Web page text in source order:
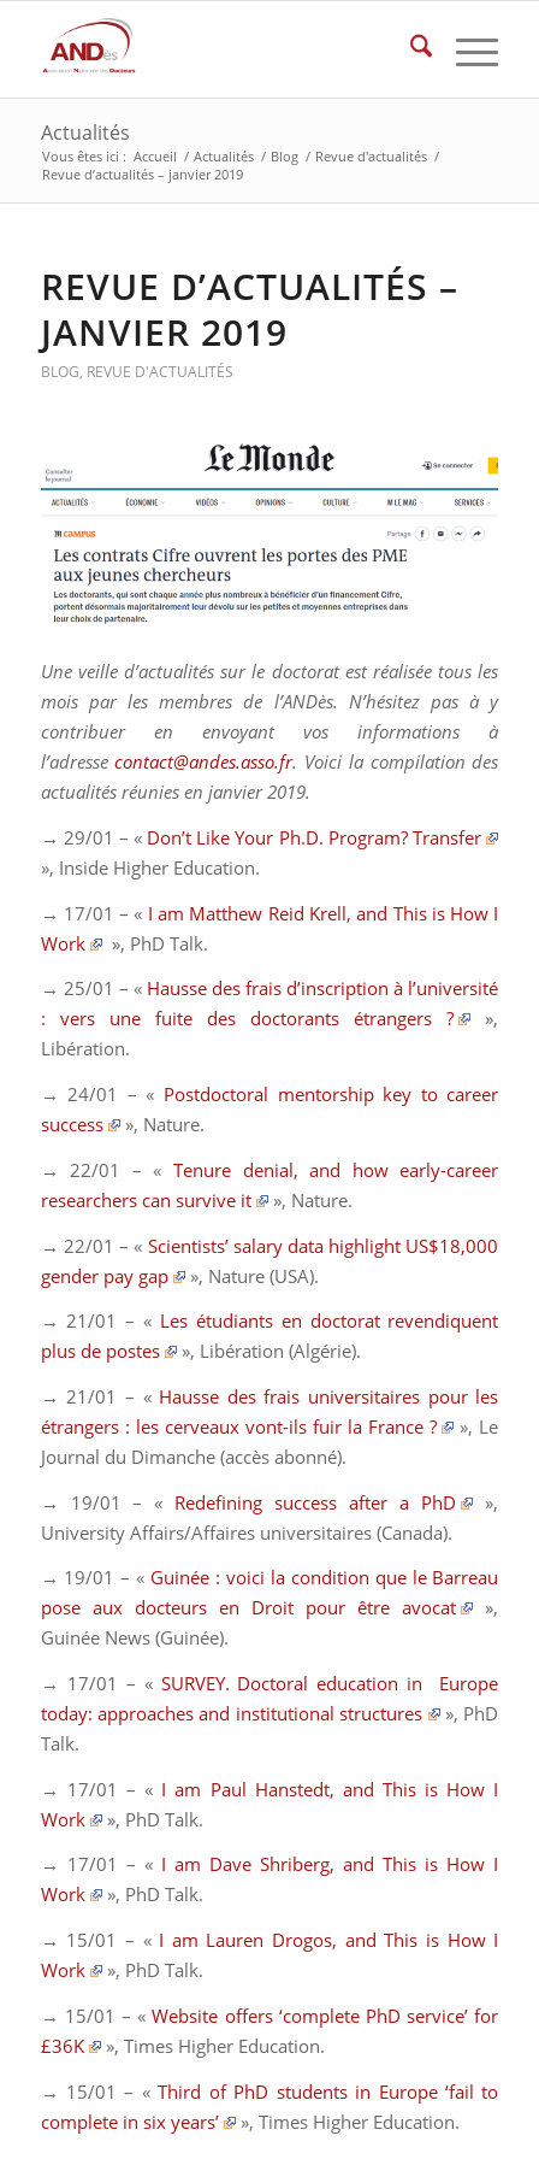
Actualités
Vous êtes ici : Accueil / Actualités / Blog / Revue d'actualités /
Revue d’actualités – janvier 2019
REVUE D’ACTUALITÉS –
JANVIER 2019
BLOG, REVUE D'ACTUALITÉS
Une veille d’actualités sur le doctorat est réalisée tous les
mois par les membres de l’ANDès. N’hésitez pas à y
contribuer en envoyant vos informations à
l’adressecontact@andes.asso.fr. Voici la compilation des
actualités réunies en janvier 2019.
→ 29/01 – « Don’t Like Your Ph.D. Program? Transfer
», Inside Higher Education.
→ 17/01 – « I am Matthew Reid Krell, and This is How I
Work
», PhD Talk.
→ 25/01 – « Hausse des frais d’inscription à l’université
: vers une fuite des doctorants étrangers ?
»,
Libération.
→ 24/01 – « Postdoctoral mentorship key to career
success
», Nature.
→ 22/01 – « Tenure denial, and how early-career
researchers can survive it
», Nature.
→ 22/01 – « Scientists’ salary data highlight US$18,000
gender pay gap
», Nature(USA).
→ 21/01 – « Les étudiants en doctorat revendiquent
plus de postes
», Libération(Algérie).
→ 21/01 – « Hausse des frais universitaires pour les
étrangers : les cerveaux vont-ils fuir la France ?
», Le
Journal du Dimanche (accès abonné).
→ 19/01 – « Redefining success after a PhD
»,
University Affairs/Affaires universitaires (Canada).
→ 19/01 – « Guinée : voici la condition que le Barreau
pose aux docteurs en Droit pour être avocat
»,
Guinée News (Guinée).
→ 17/01 – « SURVEY. Doctoral education in Europe
today: approaches and institutional structures
», PhD
Talk.
→ 17/01 – « I am Paul Hanstedt, and This is How I
Work
», PhD Talk.
→ 17/01 – «I am Dave Shriberg, and This is How I
Work
», PhD Talk.
→ 15/01 – «I am Lauren Drogos, and This is How I
Work
», PhD Talk.
→ 15/01 – «Website offers ‘complete PhD service’ for
£36K
», Times Higher Education.
→ 15/01 – «Third of PhD students in Europe ‘fail to
complete in six years’
», Times Higher Education.